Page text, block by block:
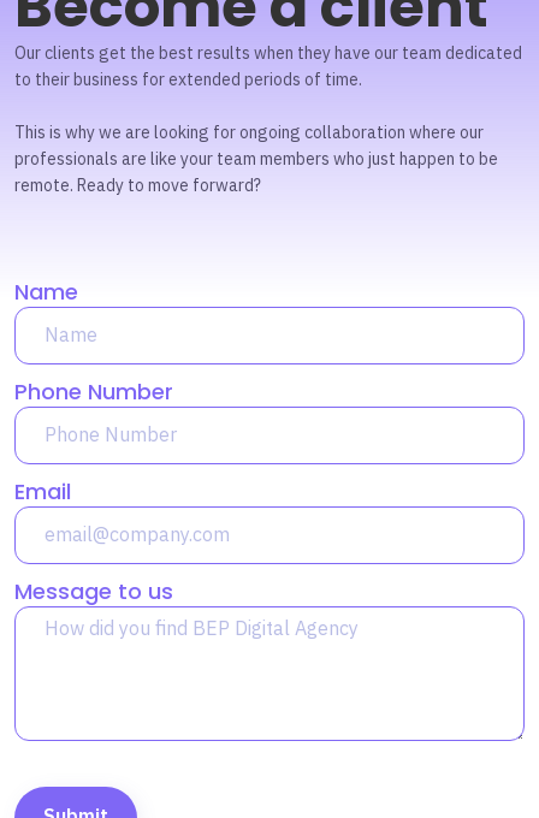
Our clients get the best results when they have our team dedicated
to their business for extended periods of time.
This is why we are looking for ongoing collaboration where our
professionals are like your team members who just happen to be
remote. Ready to move forward?
Name
Phone Number
Email
Message to us